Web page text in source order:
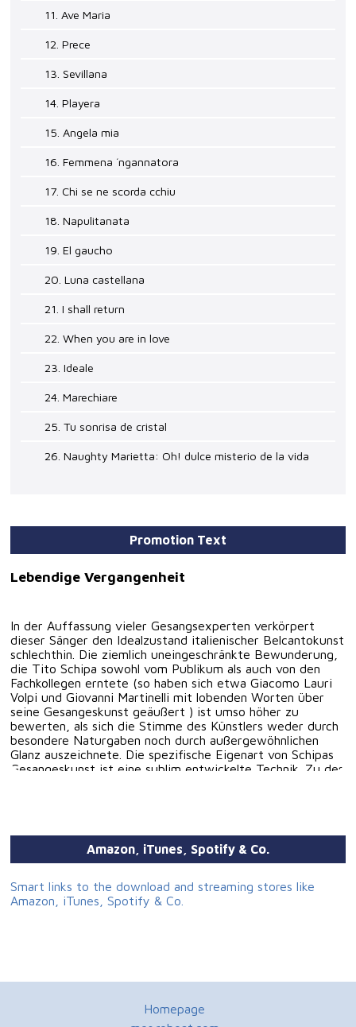
11. Ave Maria
12. Prece
13. Sevillana
14. Playera
15. Angela mia
16. Femmena ´ngannatora
17. Chi se ne scorda cchiu
18. Napulitanata
19. El gaucho
20. Luna castellana
21. I shall return
22. When you are in love
23. Ideale
24. Marechiare
25. Tu sonrisa de cristal
26. Naughty Marietta: Oh! dulce misterio de la vida
Promotion Text
Lebendige Vergangenheit
In der Auffassung vieler Gesangsexperten verkörpert
dieser Sänger den Idealzustand italienischer Belcantokunst
schlechthin. Die ziemlich uneingeschränkte Bewunderung,
die Tito Schipa sowohl vom Publikum als auch von den
Fachkollegen erntete (so haben sich etwa Giacomo Lauri
Volpi und Giovanni Martinelli mit lobenden Worten über
seine Gesangeskunst geäußert ) ist umso höher zu
bewerten, als sich die Stimme des Künstlers weder durch
besondere Naturgaben noch durch außergewöhnlichen
Glanz auszeichnete. Die spezifische Eigenart von Schipas
Gesangeskunst ist eine sublim entwickelte Technik. Zu den
von ganz eigentümlicher, im wahrsten Sinn des Wortes
unvergleichlicher Wirkung. Tito Schipa kam in Lecce zur
reinen Gesang Aufmerksamkeit. Seine grundlegende
stimmliche Ausbildung erhielt er bei Alceste Gerunda in
Lecce und bei Emilio Piccoli in Mailand. In der Spielzeit
New York, der er noch bis in die Jahre des Zweiten
auf der Bühne der "Met" war der Nemorino in Donizettis
Amazon, iTunes, Spotify & Co.
Smart links to the download and streaming stores like
Amazon, iTunes, Spotify & Co.
Homepage